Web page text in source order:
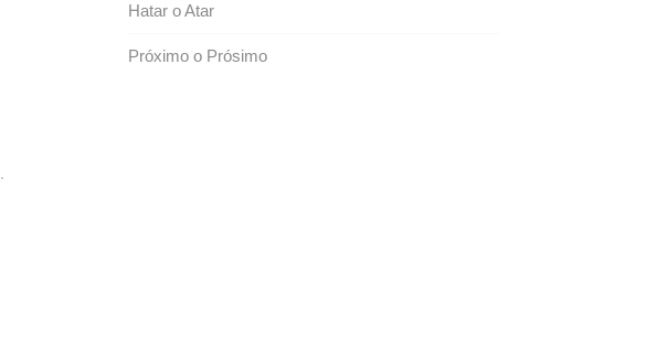
Hatar o Atar
Próximo o Prósimo